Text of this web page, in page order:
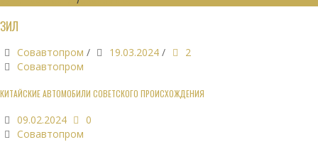
ЗИЛ
Совавтопром / 19.03.2024 /
2
Совавтопром
КИТАЙСКИЕ АВТОМОБИЛИ СОВЕТСКОГО ПРОИСХОЖДЕНИЯ
09.02.2024
0
Совавтопром